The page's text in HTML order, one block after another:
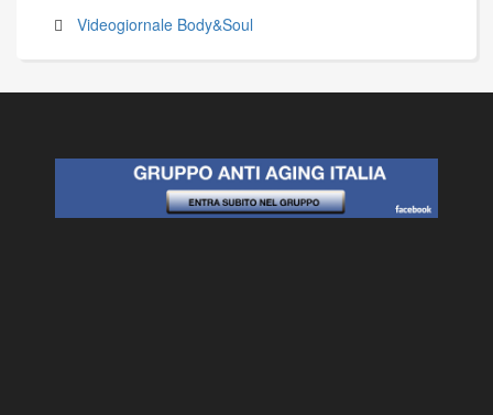
Videogiornale Body&Soul